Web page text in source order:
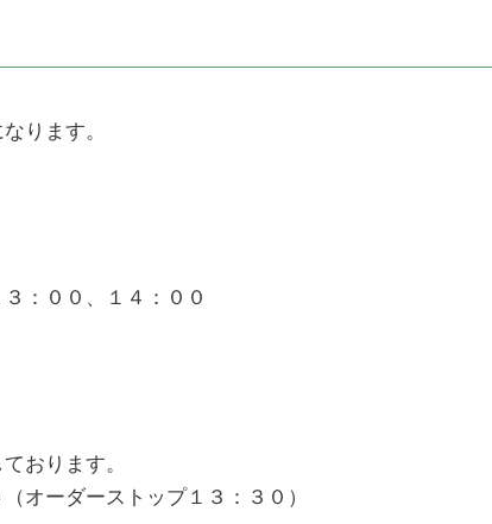
ります。
：００、１４：００
おります。
ーダーストップ１３：３０）